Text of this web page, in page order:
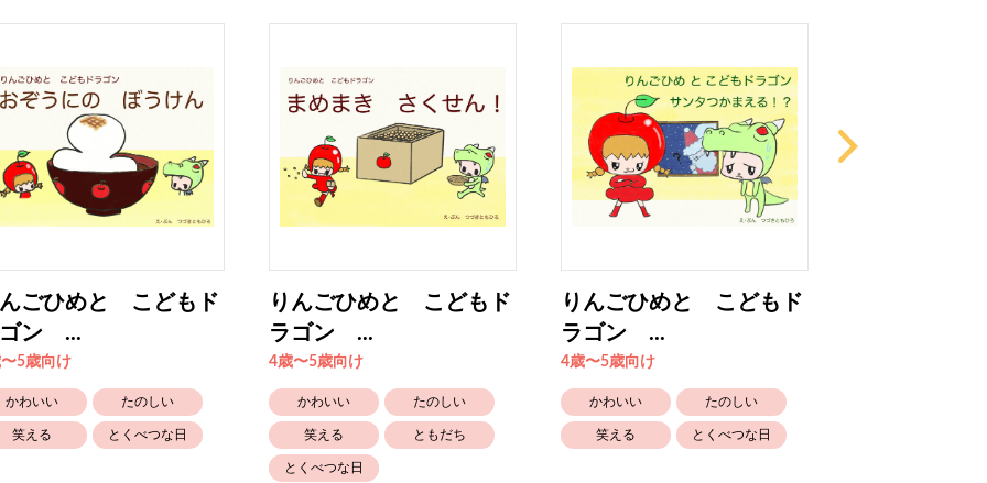
ごひめと こどもド
ン ...
5歳向け
かわいい たのしい
笑える とくべつな日
りんごひめと こどもド
ラゴン ...
4歳〜5歳向け
かわいい たのしい
笑える ともだち
とくべつな日
りんごひめと こどもド
ラゴン ...
4歳〜5歳向け
かわいい たのしい
笑える とくべつな日